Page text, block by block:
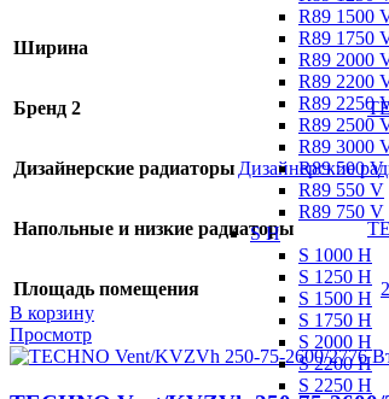
R89 1500
R89 1750
R89 2000
R89 2200
R89 2250
R89 2500
R89 3000
R89 500 V
R89 550 V
R89 750 V
S H
S 1000 H
S 1250 H
S 1500 H
S 1750 H
S 2000 H
S 2200 H
S 2250 H
Ширина
Бренд 2
Дизайнерские радиаторыДизайнерские
Напольные и низкие радиаторы
Площадь помещения
В корзину
Просмотр